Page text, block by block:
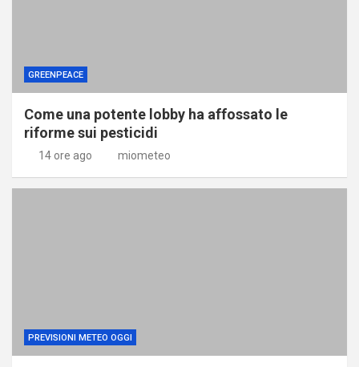
GREENPEACE
Come una potente lobby ha affossato le
riforme sui pesticidi
14 ore ago miometeo
PREVISIONI METEO OGGI